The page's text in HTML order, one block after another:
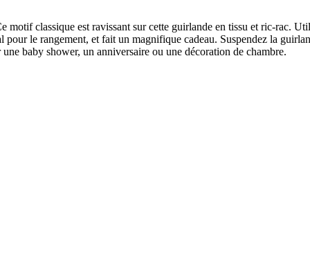
classique est ravissant sur cette guirlande en tissu et ric-rac.
le rangement, et fait un magnifique cadeau. Suspendez la
baby shower, un anniversaire ou une décoration de chambre.